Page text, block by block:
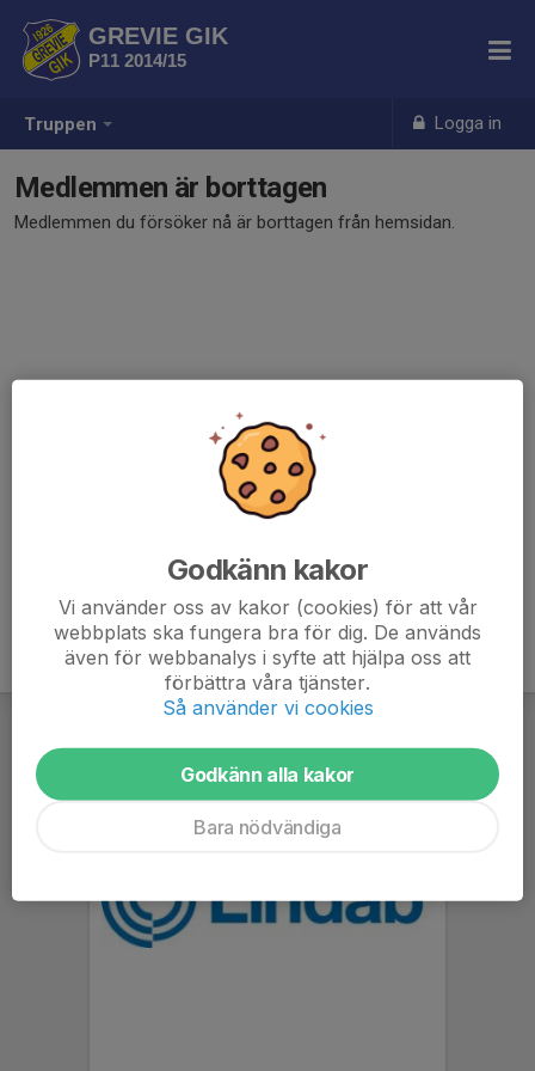
Truppen Logga in
GREVIE GIK
P11 2014/15
Medlemmen är borttagen
Medlemmen du försöker nå är borttagen från hemsidan.
Godkänn kakor
Vi använder oss av kakor (cookies) för att vår
webbplats ska fungera bra för dig. De används
även för webbanalys i syfte att hjälpa oss att
förbättra våra tjänster.
Så använder vi cookies
Godkänn alla kakor
Bara nödvändiga